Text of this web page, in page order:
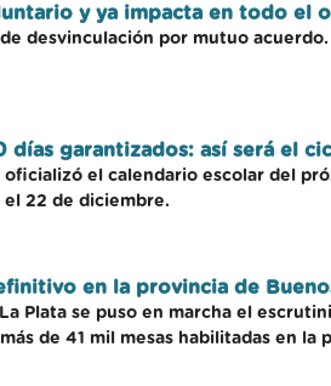
y ya impacta en todo el
desvinculación por mutuo
días garantizados: así será el
el calendario escolar del
22 de diciembre.
en la provincia de
La Plata se puso en marcha el
de 41 mil mesas habilitadas en